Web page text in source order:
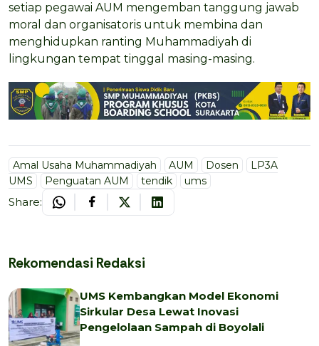
setiap pegawai AUM mengemban tanggung jawab
moral dan organisatoris untuk membina dan
menghidupkan ranting Muhammadiyah di
lingkungan tempat tinggal masing-masing.
Amal Usaha Muhammadiyah AUM Dosen
LP3A
UMS
Penguatan AUM tendik ums
Share:
Rekomendasi Redaksi
UMS Kembangkan Model Ekonomi
Sirkular Desa Lewat Inovasi
Pengelolaan Sampah di Boyolali